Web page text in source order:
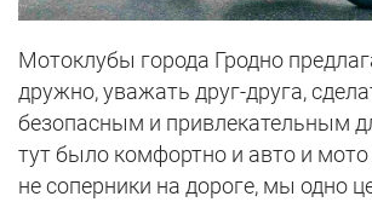
Мотоклубы города Гродно
дружно, уважать друг-друга,
безопасным и привлекательным
тут было комфортно и авто и
не соперники на дороге, мы одно